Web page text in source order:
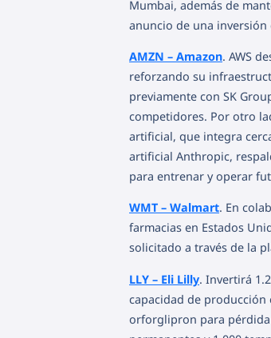
Mumbai, además de
anuncio de una
AMZN – Amazon. AWS
reforzando su
previamente con SK
competidores. Por otro
artificial, que integra
artificial Anthropic,
para entrenar y operar
WMT – Walmart. En
farmacias en Estados
solicitado a través de la
LLY – Eli Lilly. Invertirá
capacidad de producción
orforglipron para pérdida